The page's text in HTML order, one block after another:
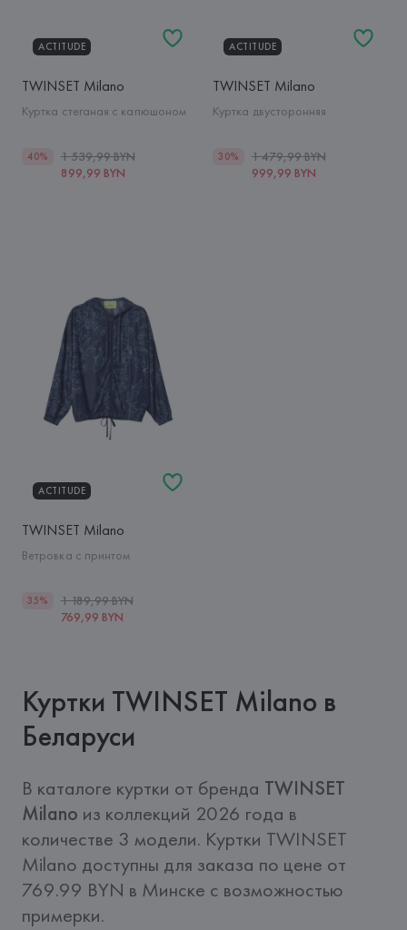
ACTITUDE
TWINSET Milano
Куртка стеганая с капюшоном
40%
1 539,99 BYN
899,99 BYN
ACTITUDE
TWINSET Milano
Куртка двусторонняя
30%
1 479,99 BYN
999,99 BYN
ACTITUDE
TWINSET Milano
Ветровка с принтом
35%
1 189,99 BYN
769,99 BYN
Куртки TWINSET Milano в
Беларуси
В каталоге куртки от бренда TWINSET
Milano из коллекций 2026 года в
количестве 3 модели. Куртки TWINSET
Milano доступны для заказа по цене от
769.99 BYN в Минске с возможностью
примерки.